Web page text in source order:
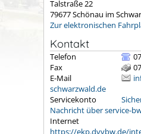
Talstraße 22
79677Schönau im
Zur elektronischen
Kontakt
Telefon
Fax
E-Mail
schwarzwald.de
Servicekonto
Nachricht über service-
Internet
https://ekp.dvvbw.de/